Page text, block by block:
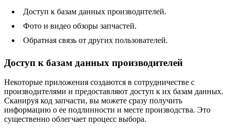
Доступ к базам данных производителей.
Фото и видео обзоры запчастей.
Обратная связь от других пользователей.
Доступ к базам данных производителей
Некоторые приложения создаются в сотрудничестве с
производителями и предоставляют доступ к их базам данных.
Сканируя код запчасти, вы можете сразу получить
информацию о ее подлинности и месте производства. Это
существенно облегчает процесс выбора.